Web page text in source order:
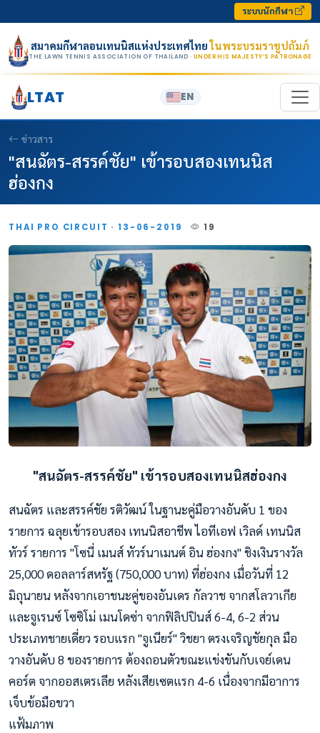
ระบบนักกีฬา
สมาคมกีฬาลอนเทนนิสแห่งประเทศไทยในพระบรมราชูปถัมภ์
THE LAWN TENNIS ASSOCIATION OF THAILAND · UNDER HIS MAJESTY’S PATRONAGE
LTAT EN
ข่าวสาร
"สนฉัตร-สรรค์ชัย" เข้ารอบสองเทนนิส
ฮ่องกง
THAI PRO CIRCUIT · 13-06-2019 19
"สนฉัตร-สรรค์ชัย" เข้ารอบสองเทนนิสฮ่องกง
สนฉัตร และสรรค์ชัย รติวัฒน์ ในฐานะคู่มือวางอันดับ 1 ของ
รายการ ฉลุยเข้ารอบสอง เทนนิสอาชีพ ไอทีเอฟ เวิลด์ เทนนิส
ทัวร์ รายการ "โซนี่ เมนส์ ทัวร์นาเมนต์ อิน ฮ่องกง" ชิงเงินรางวัล
25,000 ดอลลาร์สหรัฐ (750,000 บาท) ที่ฮ่องกง เมื่อวันที่ 12
มิถุนายน หลังจากเอาชนะคู่ของอันเดร กัลวาช จากสโลวาเกีย
และจูเรนซ์ โซซิโม่ เมนโดซ่า จากฟิลิปปินส์ 6-4, 6-2 ส่วน
ประเภทชายเดี่ยว รอบแรก "จูเนียร์" วิชยา ตรงเจริญชัยกุล มือ
วางอันดับ 8 ของรายการ ต้องถอนตัวขณะแข่งขันกับเจย์เดน
คอร์ต จากออสเตรเลีย หลังเสียเซตแรก 4-6 เนื่องจากมีอาการ
เจ็บข้อมือขวา
แฟ้มภาพ